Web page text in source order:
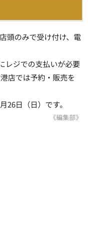
頭のみで受け付け、電
レジでの支払いが必要
店では予約・販売を
26日（日）です。
《編集部》